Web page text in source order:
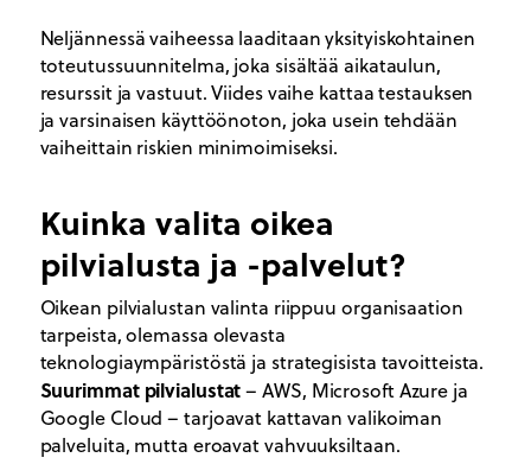
Neljännessä vaiheessa laaditaan yksityiskohtainen
toteutussuunnitelma, joka sisältää aikataulun,
resurssit ja vastuut. Viides vaihe kattaa testauksen
ja varsinaisen käyttöönoton, joka usein tehdään
vaiheittain riskien minimoimiseksi.
Kuinka valita oikea
pilvialusta ja -palvelut?
Oikean pilvialustan valinta riippuu organisaation
tarpeista, olemassa olevasta
teknologiaympäristöstä ja strategisista tavoitteista.
Suurimmat pilvialustat– AWS, Microsoft Azure ja
Google Cloud – tarjoavat kattavan valikoiman
palveluita, mutta eroavat vahvuuksiltaan.